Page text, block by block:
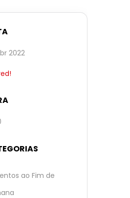
2022
ao Fim de